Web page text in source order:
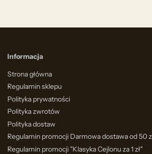
Informacja
Strona główna
Regulamin sklepu
Polityka prywatności
Polityka zwrotów
Polityka dostaw
Regulamin promocji Darmowa dostawa od 50
Regulamin promocji "Klasyka Cejlonu za 1 zł"